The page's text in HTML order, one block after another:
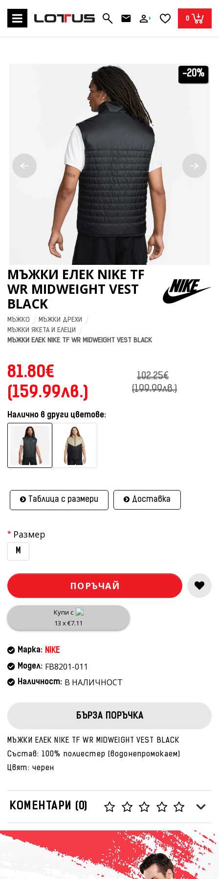
0
-20%
МЪЖКИ ЕЛЕК NIKE TF
WR MIDWEIGHT VEST
BLACK
МЪЖКО
МЪЖКИ ДРЕХИ
МЪЖКИ ЯКЕТА И ЕЛЕЦИ
МЪЖКИ ЕЛЕК NIKE TF WR MIDWEIGHT VEST BLACK
81.80€
(159.99лв.)
102.25€
(199.99лв.)
Налично в други цветове:
Таблица с размери Доставка
Размер
M
ПОРЪЧАЙ
Купи с
13 x €7.11
Марка: NIKE
Модел: FB8201-011
Наличност: В НАЛИЧНОСТ
БЪРЗА ПОРЪЧКА
МЪЖКИ ЕЛЕК NIKE TF WR MIDWEIGHT VEST BLACK
Състав: 100% полиестер (водонепромокаем)
Цвят: черен
КОМЕНТАРИ (0)